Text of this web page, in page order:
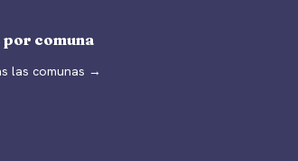
por comuna
las comunas →